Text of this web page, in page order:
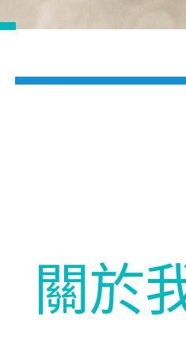
關於